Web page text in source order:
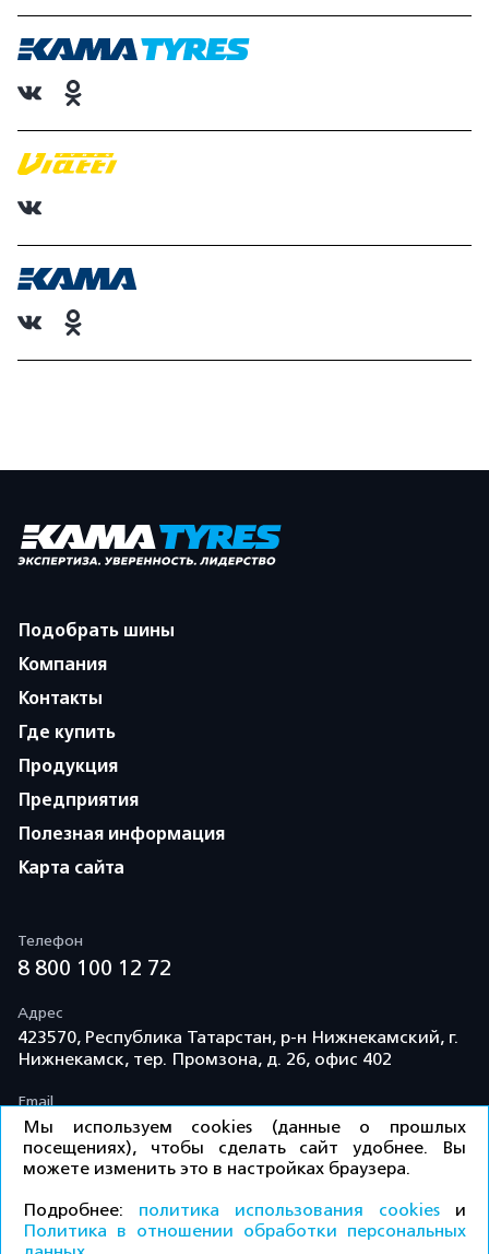
Подобрать шины
Компания
Контакты
Где купить
Продукция
Предприятия
Полезная информация
Карта сайта
Телефон
8 800 100 12 72
Адрес
423570, Республика Татарстан, р-н Нижнекамский, г.
Нижнекамск, тер. Промзона, д. 26, офис 402
Email
info@td-kama.com
©ООО «Торговый дом «Кама» 2026 / Все права
защищены.
Мы используем cookies (данные о прошлых
посещениях), чтобы сделать сайт удобнее. Вы
можете изменить это в настройках браузера.
Подробнее: политика использования cookies и
Политика в отношении обработки персональных